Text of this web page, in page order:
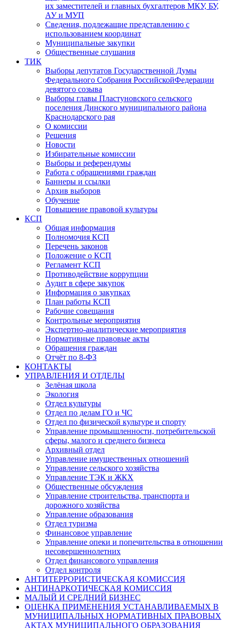
их заместителей и главных бухгалтеров МКУ, БУ,
АУ и МУП
Сведения, подлежащие представлению с
использованием координат
Муниципальные закупки
Общественные слушания
ТИК
Выборы депутатов Государственной Думы
Федерального Собрания РоссийскойФедерации
девятого созыва
Выборы главы Пластуновского сельского
поселения Динского муниципального района
Краснодарского рая
О комиссии
Решения
Новости
Избирательные комиссии
Выборы и референдумы
Работа с обращениями граждан
Баннеры и ссылки
Архив выборов
Обучение
Повышение правовой культуры
КСП
Общая информация
Полномочия КСП
Перечень законов
Положение о КСП
Регламент КСП
Противодействие коррупции
Аудит в сфере закупок
Информация о закупках
План работы КСП
Рабочие совещания
Контрольные мероприятия
Экспертно-аналитические мероприятия
Нормативные правовые акты
Обращения граждан
Отчёт по 8-ФЗ
КОНТАКТЫ
УПРАВЛЕНИЯ И ОТДЕЛЫ
Зелёная школа
Экология
Отдел культуры
Отдел по делам ГО и ЧС
Отдел по физической культуре и спорту
Управление промышленности, потребительской
сферы, малого и среднего бизнеса
Архивный отдел
Управление имущественных отношений
Управление сельского хозяйства
Управление ТЭК и ЖКХ
Общественные обсуждения
Управление строительства, транспорта и
дорожного хозяйства
Управление образования
Отдел туризма
Финансовое управление
Управление опеки и попечительства в отношении
несовершеннолетних
Отдел финансового управления
Отдел контроля
АНТИТЕРРОРИСТИЧЕСКАЯ КОМИССИЯ
АНТИНАРКОТИЧЕСКАЯ КОМИССИЯ
МАЛЫЙ И СРЕДНИЙ БИЗНЕС
ОЦЕНКА ПРИМЕНЕНИЯ УСТАНАВЛИВАЕМЫХ В
МУНИЦИПАЛЬНЫХ НОРМАТИВНЫХ ПРАВОВЫХ
АКТАХ МУНИЦИПАЛЬНОГО ОБРАЗОВАНИЯ